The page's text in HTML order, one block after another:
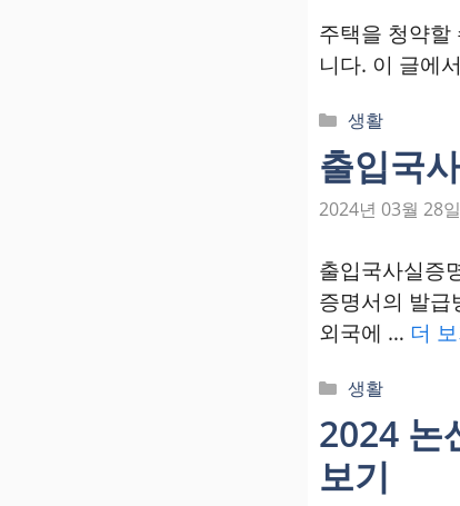
주택을 청약할
니다. 이 글에
카
고
리
생활
출입국
2024년 03월 28일
출입국사실증
증명서의 발급
외국에 … 더
카
고
리
생활
2024 논
보기